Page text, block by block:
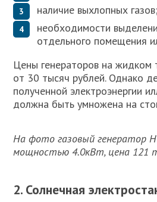
наличие выхлопных
необходимости
отдельного помещения
Цены генераторов на жидком
от 30 тысяч рублей. Однако
полученной электроэнергии
должна быть умножена на
На фото газовый генератор
мощностью 4.0кВт, цена 121
2. Солнечная